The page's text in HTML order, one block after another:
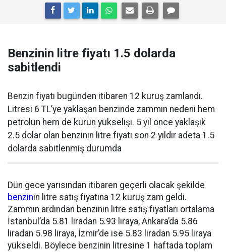
Benzinin litre fiyatı 1.5 dolarda
sabitlendi
Benzin fiyatı bugünden itibaren 12 kuruş zamlandı.
Litresi 6 TL’ye yaklaşan benzinde zammın nedeni hem
petrolün hem de kurun yükselişi. 5 yıl önce yaklaşık
2.5 dolar olan benzinin litre fiyatı son 2 yıldır adeta 1.5
dolarda sabitlenmiş durumda
Dün gece yarısından itibaren geçerli olacak şekilde
benzinin litre satış fiyatına 12 kuruş zam geldi.
Zammın ardından benzinin litre satış fiyatları ortalama
İstanbul’da 5.81 liradan 5.93 liraya, Ankara’da 5.86
liradan 5.98 liraya, İzmir’de ise 5.83 liradan 5.95 liraya
yükseldi. Böylece benzinin litresine 1 haftada toplam